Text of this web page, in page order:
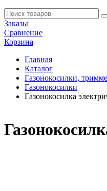
Заказы
Сравнение
Корзина
Главная
Каталог
Газонокосилки,
Газонокосилки
Газонокосилка